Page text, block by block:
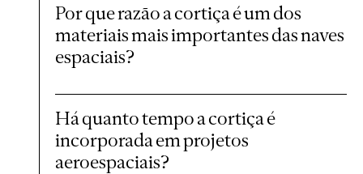
Por que razão a cortiça é um dos
materiais mais importantes das naves
espaciais?
Há quanto tempo a cortiça é
incorporada em projetos
aeroespaciais?